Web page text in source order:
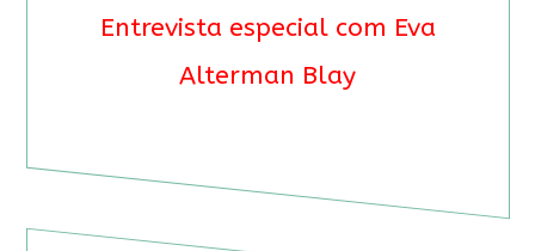
Entrevista especial com Eva
Alterman Blay